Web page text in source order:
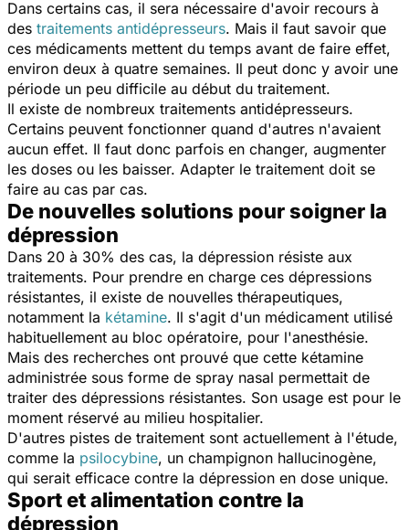
Dans certains cas, il sera nécessaire d'avoir recours à
des traitements antidépresseurs. Mais il faut savoir que
ces médicaments mettent du temps avant de faire effet,
environ deux à quatre semaines. Il peut donc y avoir une
période un peu difficile au début du traitement.
Il existe de nombreux traitements antidépresseurs.
Certains peuvent fonctionner quand d'autres n'avaient
aucun effet. Il faut donc parfois en changer, augmenter
les doses ou les baisser. Adapter le traitement doit se
faire au cas par cas.
De nouvelles solutions pour soigner la
dépression
Dans 20 à 30% des cas, la dépression résiste aux
traitements. Pour prendre en charge ces dépressions
résistantes, il existe de nouvelles thérapeutiques,
notamment la kétamine. Il s'agit d'un médicament utilisé
habituellement au bloc opératoire, pour l'anesthésie.
Mais des recherches ont prouvé que cette kétamine
administrée sous forme de spray nasal permettait de
traiter des dépressions résistantes. Son usage est pour le
moment réservé au milieu hospitalier.
D'autres pistes de traitement sont actuellement à l'étude,
comme la psilocybine, un champignon hallucinogène,
qui serait efficace contre la dépression en dose unique.
Sport et alimentation contre la
dépression